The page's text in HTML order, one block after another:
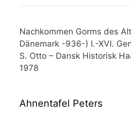
Nachkommen Gorms des
Dänemark -936-) I.-XVI.
S. Otto – Dansk Historisk
1978
Ahnentafel Peters